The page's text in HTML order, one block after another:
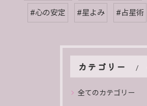
#心の安定 #星よみ #占星術
カテゴリー
全てのカテゴリー